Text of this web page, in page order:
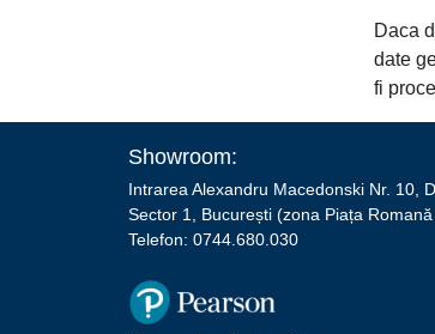
Daca
date
fi
Showroom:
Intrarea Alexandru Macedonski Nr. 10,
Sector 1, București (zona Piața Romană
Telefon: 0744.680.030